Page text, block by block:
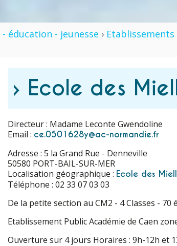
- éducation - jeunesse › Etablissements
› Ecole des
Directeur : Madame Leconte Gwendoline
Email : ce.0501628y@ac-normandie.fr
Adresse : 5 la Grand Rue - Denneville
50580 PORT-BAIL-SUR-MER
Localisation géographique : Ecole des
Téléphone : 02 33 07 03 03
De la petite section au CM2 - 4 Classes - 70
Etablissement Public Académie de Caen
Ouverture sur 4 jours Horaires : 9h-12h et